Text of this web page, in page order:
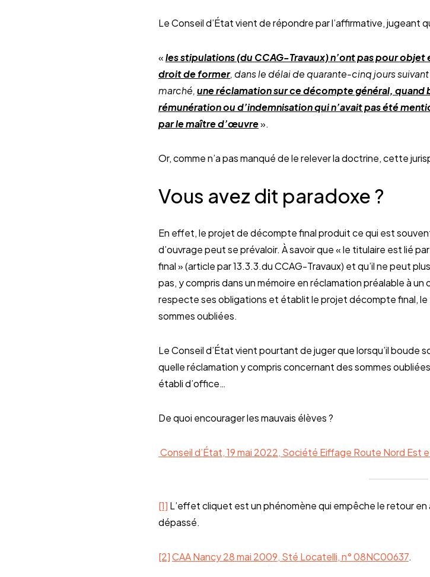
Le Conseil d’État vient de répondre par l’affirmative, jugeant
«les stipulations (du CCAG-Travaux) n’ont pas pour
droit de former, dans le délai de quarante-cinq jours
marché,une réclamation sur ce décompte général,
rémunération ou d’indemnisation qui n’avait pas été
par le maître d’œuvre».
Or, comme n’a pas manqué de le relever la doctrine, cette
Vous avez dit paradoxe ?
En effet, le projet de décompte final produit ce qui est
d’ouvrage peut se prévaloir. À savoir que « le titulaire est lié
final » (article par 13.3.3.du CCAG-Travaux) et qu’il ne peut
pas, y compris dans un mémoire en réclamation préalable à
respecte ses obligations et établit le projet décompte final,
sommes oubliées.
Le Conseil d’État vient pourtant de juger que lorsqu’il boude
quelle réclamation y compris concernant des sommes
établi d’office…
De quoi encourager les mauvais élèves ?
Conseil d’État, 19 mai 2022, Société Eiffage Route Nord Est
[1] L’effet cliquet est un phénomène qui empêche le retour
dépassé.
[2]CAA Nancy 28 mai 2009, Sté Locatelli, n° 08NC00637.